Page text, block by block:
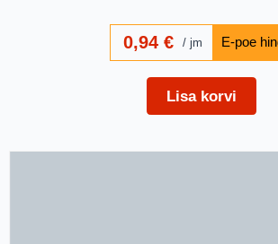
0,94 € jm
Lisa korvi